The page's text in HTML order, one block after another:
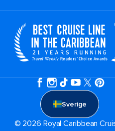
Sverige
© 2026 Royal Caribbean